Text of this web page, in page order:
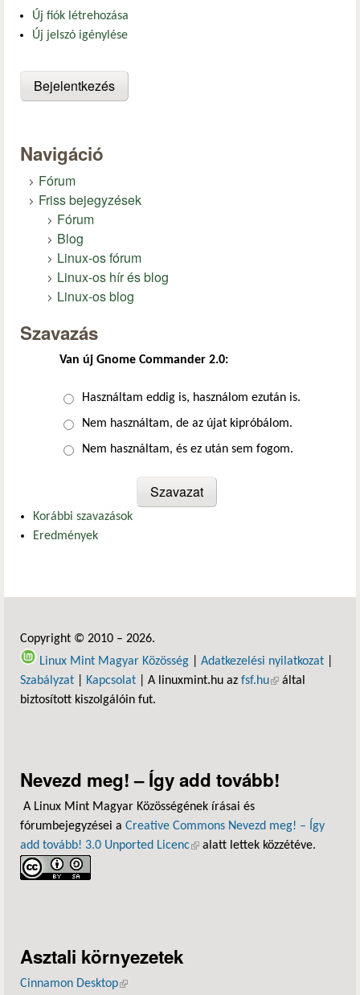
Új fiók létrehozása
Új jelszó igénylése
Navigáció
Fórum
Friss bejegyzések
Fórum
Blog
Linux-os fórum
Linux-os hír és blog
Linux-os blog
Szavazás
Van új Gnome Commander 2.0:
Választások
Használtam eddig is, használom ezután is.
Nem használtam, de az újat kipróbálom.
Nem használtam, és ez után sem fogom.
Korábbi szavazások
Eredmények
Copyright © 2010 – 2026.
Linux Mint Magyar Közösség
Adatkezelési nyilatkozat
Szabályzat
Kapcsolat | A linuxmint.hu az fsf.hu(külső hivatkozás)
által
biztosított kiszolgálóin fut.
Nevezd meg! – Így add tovább!
A Linux Mint Magyar Közösségének írásai és
fórumbejegyzései a Creative Commons Nevezd meg! – Így
add tovább! 3.0 Unported Licenc(külső hivatkozás)
alatt lettek közzétéve.
Asztali környezetek
Cinnamon Desktop(külső hivatkozás)